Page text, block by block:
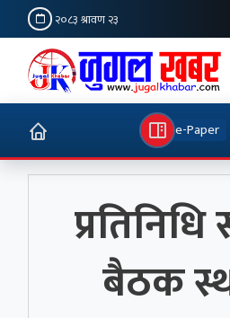
२०८३ श्रावण २३
e-Paper
बैठक